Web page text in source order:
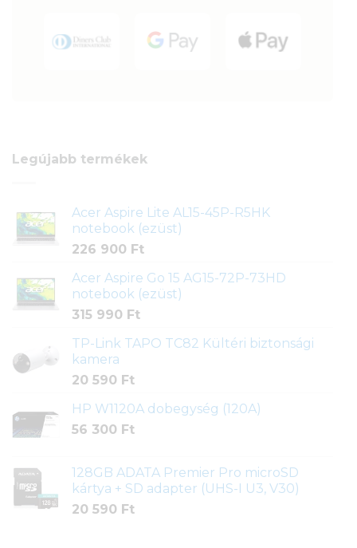
Legújabb termékek
Acer Aspire Lite AL15-45P-R5HK
notebook (ezüst)
226 900 Ft
Acer Aspire Go 15 AG15-72P-73HD
notebook (ezüst)
315 990 Ft
TP-Link TAPO TC82 Kültéri biztonsági
kamera
20 590 Ft
HP W1120A dobegység (120A)
56 300 Ft
128GB ADATA Premier Pro microSD
kártya + SD adapter (UHS-I U3, V30)
20 590 Ft